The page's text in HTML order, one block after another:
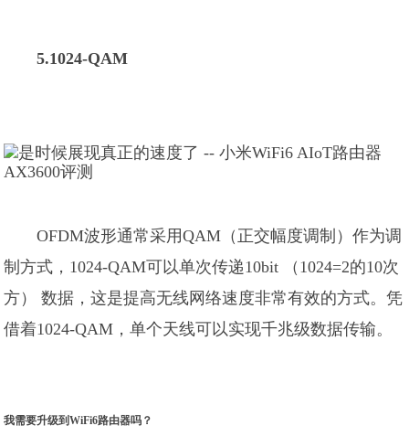
5.1024-QAM
OFDM波形通常采用QAM（正交幅度调制）作为调
制方式，1024-QAM可以单次传递10bit （1024=2的10次
方） 数据，这是提高无线网络速度非常有效的方式。凭
借着1024-QAM，单个天线可以实现千兆级数据传输。
我需要升级到WiFi6路由器吗？